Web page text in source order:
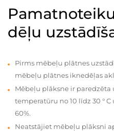
dēļu
Pirms mēbeļu plātnes
mēbeļu plātnes iknedēļas
Mēbeļu plāksne ir paredzēta
temperatūru no 10 līdz 30 °
60%.
Neatstājiet mēbeļu plāksni